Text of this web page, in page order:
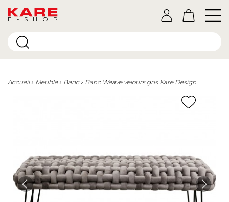
E-SHOP
Accueil Meuble Banc Banc Weave velours gris Kare Design